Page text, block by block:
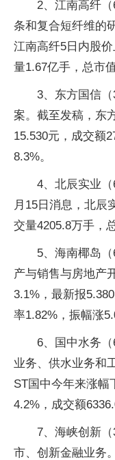
2、江南高纤
条和复合短纤维的
江南高纤5日内股
量1.67亿手，总市
3、东方国信
案。截至发稿，东
15.530元，成交额
8.3%。
4、北辰实业
月15日消息，北辰
交量4205.8万手，
5、海南椰岛
产与销售与房地产
3.1%，最新报
率1.82%，振幅涨
6、国中水务
业务、供水业务和
ST国中今年来涨幅
4.2%，成交额
7、海峡创新
市、创新金融业务